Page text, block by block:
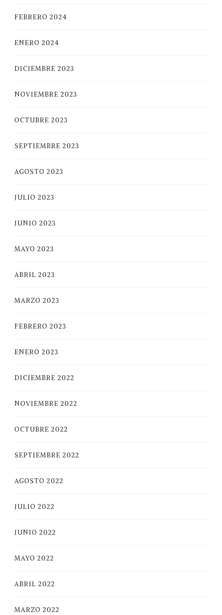
FEBRERO 2024
ENERO 2024
DICIEMBRE 2023
NOVIEMBRE 2023
OCTUBRE 2023
SEPTIEMBRE 2023
AGOSTO 2023
JULIO 2023
JUNIO 2023
MAYO 2023
ABRIL 2023
MARZO 2023
FEBRERO 2023
ENERO 2023
DICIEMBRE 2022
NOVIEMBRE 2022
OCTUBRE 2022
SEPTIEMBRE 2022
AGOSTO 2022
JULIO 2022
JUNIO 2022
MAYO 2022
ABRIL 2022
MARZO 2022